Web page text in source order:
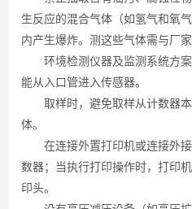
生反应的混合气体（如氢气和氧
内产生爆炸。测这些气体需与厂
环境检测仪器及监测系统方案
能从入口管进入传感器。
取样时，避免取样从计数器本
体。
在连接外置打印机或连接外接
数器；当执行打印操作时，打印
印头。